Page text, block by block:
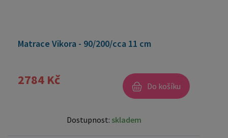
Matrace Vikora - 90/200/cca 11 cm
2784 Kč Do košíku
Dostupnost: skladem